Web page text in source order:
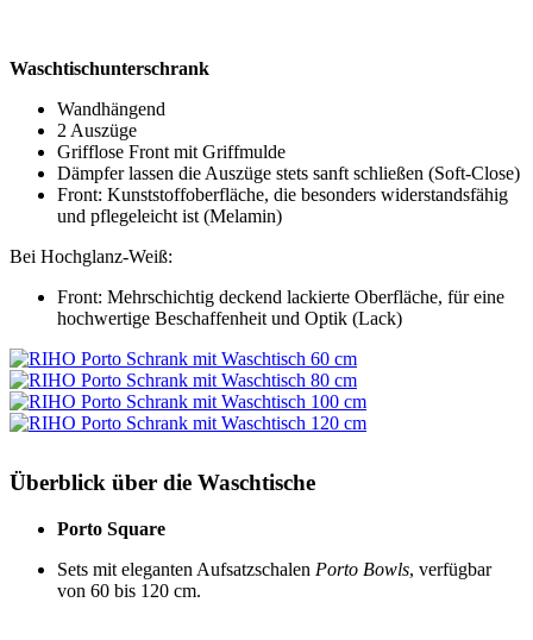
Waschtischunterschrank
Wandhängend
2 Auszüge
Grifflose Front mit Griffmulde
Dämpfer lassen die Auszüge stets sanft schließen (Soft-Close)
Front: Kunststoffoberfläche, die besonders widerstandsfähig
und pflegeleicht ist (Melamin)
Bei Hochglanz-Weiß:
Front: Mehrschichtig deckend lackierte Oberfläche, für eine
hochwertige Beschaffenheit und Optik (Lack)
Überblick über die Waschtische
Porto Square
Sets mit eleganten Aufsatzschalen Porto Bowls, verfügbar
von 60 bis 120 cm.